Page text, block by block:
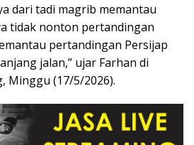
dari tadi magrib memantau
tidak nonton pertandingan
pertandingan Persijap
jalan,” ujar Farhan di
, Minggu (17/5/2026).